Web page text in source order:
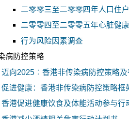
二零零三至二零零四年人口住
二零零四至二零零五年心脏健
行为风险因素调查
病防控策略
迈向2025︰香港非传染病防控策略及
促进健康：香港非传染病防控策略框
香港促进健康饮食及体能活动参与行